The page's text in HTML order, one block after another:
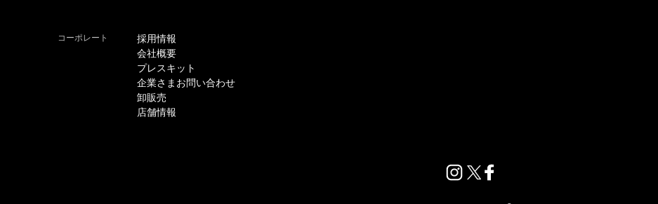
コーポレート
採用情報
会社概要
プレスキット
企業さまお問い合わせ
卸販売
店舗情報